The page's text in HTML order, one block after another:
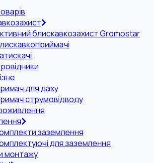
блискавкозахист Gromostar
для даху
струмовідводу
заземлення
для заземлення
монтажу